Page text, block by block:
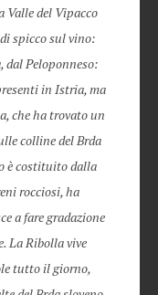
del Vipacco
spicco sul vino:
Peloponneso:
in Istria, ma
che ha trovato un
colline del Brda
è costituito dalla
rocciosi, ha
a fare gradazione
La Ribolla vive
tutto il giorno,